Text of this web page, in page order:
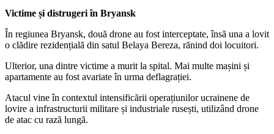
Victime și distrugeri în Bryansk
În regiunea Bryansk, două drone au fost interceptate, însă una a lovit
o clădire rezidențială din satul Belaya Bereza, rănind doi locuitori.
Ulterior, una dintre victime a murit la spital. Mai multe mașini și
apartamente au fost avariate în urma deflagrației.
Atacul vine în contextul intensificării operațiunilor ucrainene de
lovire a infrastructurii militare și industriale rusești, utilizând drone
de atac cu rază lungă.